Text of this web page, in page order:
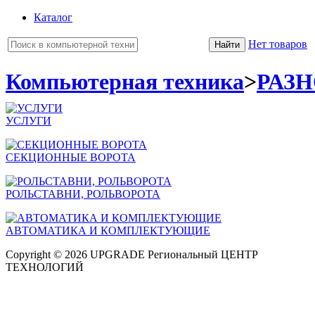
Каталог
Нет товаров
Компьютерная техника>
УСЛУГИ
СЕКЦИОННЫЕ ВОРОТА
РОЛЬСТАВНИ, РОЛЬВОРОТА
АВТОМАТИКА И КОМПЛЕКТУЮЩИЕ
Copyright © 2026 UPGRADE Региональный ЦЕНТР
ТЕХНОЛОГИЙ